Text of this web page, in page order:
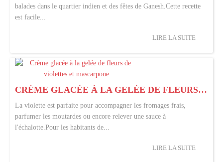
balades dans le quartier indien et des fêtes de Ganesh.Cette recette
est facile...
LIRE LA SUITE
CRÈME GLACÉE À LA GELÉE DE FLEURS DE VIOLETTES ET MASCARPONE
La violette est parfaite pour accompagner les fromages frais,
parfumer les moutardes ou encore relever une sauce à
l'échalotte.Pour les habitants de...
LIRE LA SUITE